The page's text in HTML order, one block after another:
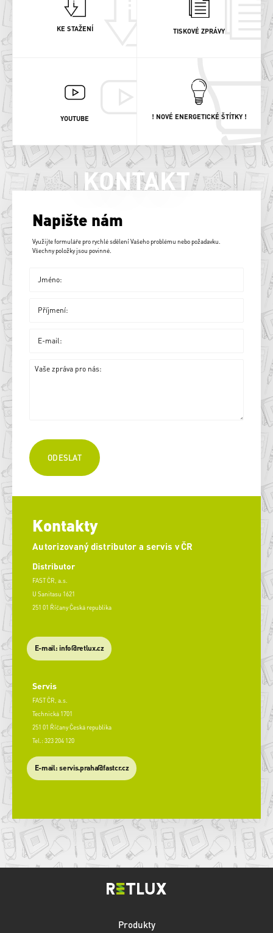
KE STAŽENÍ TISKOVÉ ZPRÁVY
YOUTUBE ! NOVÉ ENERGETICKÉ ŠTÍTKY !
KONTAKT
Napište nám
Využijte formuláře pro rychlé sdělení Vašeho problému nebo požadavku.
Všechny položky jsou povinné.
Kontakty
Autorizovaný distributor a servis v ČR
Distributor
FAST ČR, a.s.
U Sanitasu 1621
251 01 Říčany Česká republika
E-mail: info@retlux.cz
Servis
FAST ČR, a.s.
Technická 1701
251 01 Říčany Česká republika
Tel.: 323 204 120
​E-mail: servis.praha@fastcr.cz
Produkty